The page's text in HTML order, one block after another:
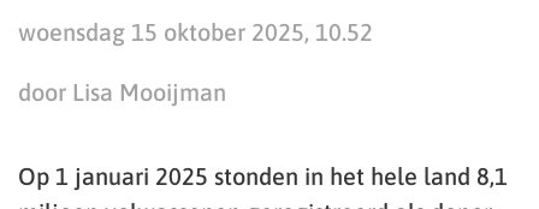
woensdag 15 oktober 2025, 10.52
door Lisa Mooijman
Op 1 januari 2025 stonden in het hele land 8,1